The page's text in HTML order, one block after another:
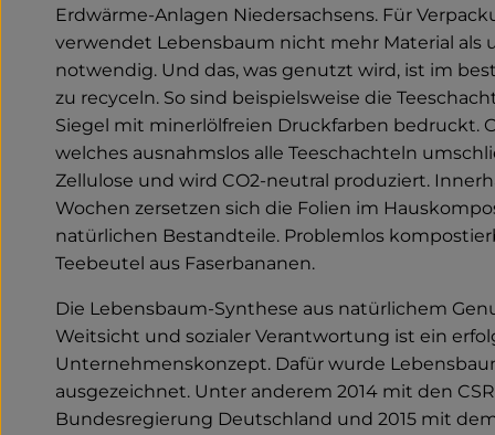
Erdwärme-Anlagen Niedersachsens. Für
verwendet Lebensbaum nicht mehr Material als
notwendig. Und das, was genutzt wird, ist im
zu recyceln. So sind beispielsweise die
Siegel mit minerlölfreien Druckfarben bedruckt.
welches ausnahmslos alle Teeschachteln
Zellulose und wird CO2-neutral produziert.
Wochen zersetzen sich die Folien im
natürlichen Bestandteile. Problemlos
Teebeutel aus Faserbananen.
Die Lebensbaum-Synthese aus natürlichem
Weitsicht und sozialer Verantwortung ist ein
Unternehmenskonzept. Dafür wurde
ausgezeichnet. Unter anderem 2014 mit den
Bundesregierung Deutschland und 2015 mit